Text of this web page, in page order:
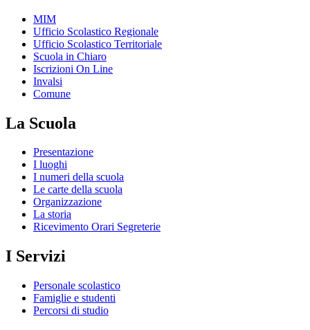
MIM
Ufficio Scolastico Regionale
Ufficio Scolastico Territoriale
Scuola in Chiaro
Iscrizioni On Line
Invalsi
Comune
La Scuola
Presentazione
I luoghi
I numeri della scuola
Le carte della scuola
Organizzazione
La storia
Ricevimento Orari Segreterie
I Servizi
Personale scolastico
Famiglie e studenti
Percorsi di studio